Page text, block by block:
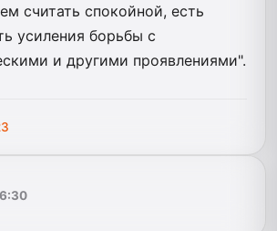
считать спокойной, есть
усиления борьбы с
и другими проявлениями".